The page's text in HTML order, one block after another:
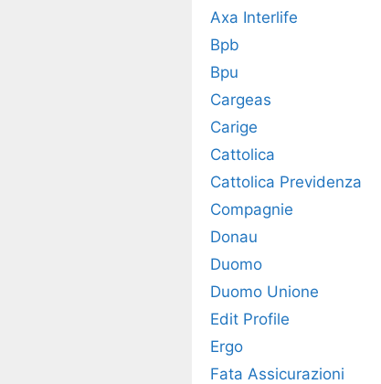
Axa Interlife
Bpb
Bpu
Cargeas
Carige
Cattolica
Cattolica Previdenza
Compagnie
Donau
Duomo
Duomo Unione
Edit Profile
Ergo
Fata Assicurazioni